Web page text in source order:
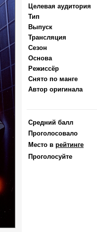
Целевая аудитория
Тип
Выпуск
Трансляция
Сезон
Основа
Режиссёр
Снято по манге
Автор оригинала
Средний балл
Проголосовало
Место в рейтинге
Проголосуйте